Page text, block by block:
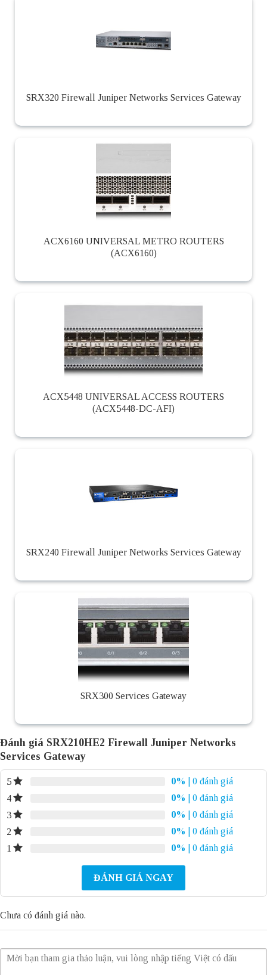
SRX320 Firewall Juniper Networks Services Gateway
ACX6160 UNIVERSAL METRO ROUTERS
(ACX6160)
ACX5448 UNIVERSAL ACCESS ROUTERS
(ACX5448-DC-AFI)
SRX240 Firewall Juniper Networks Services Gateway
SRX300 Services Gateway
Đánh giá SRX210HE2 Firewall Juniper Networks
Services Gateway
5 0%
| 0 đánh giá
4
0%
| 0 đánh giá
3
0%
| 0 đánh giá
2
0%
| 0 đánh giá
1
0% | 0 đánh giá
ĐÁNH GIÁ NGAY
Chưa có đánh giá nào.